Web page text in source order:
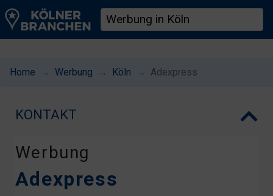
Home Werbung Köln Adexpress
KONTAKT
Werbung
Adexpress